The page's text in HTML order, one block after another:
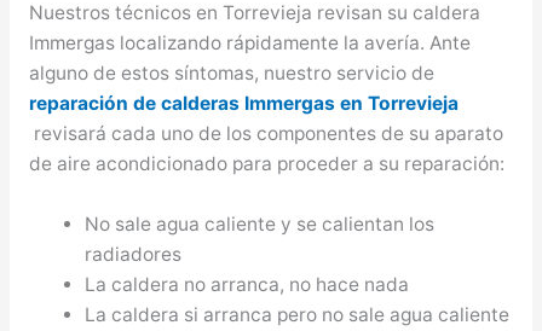
Nuestros técnicos en Torrevieja revisan su caldera
Immergas localizando rápidamente la avería. Ante
alguno de estos síntomas, nuestro servicio de
reparación de calderas Immergas en Torrevieja
revisará cada uno de los componentes de su aparato
de aire acondicionado para proceder a su reparación:
No sale agua caliente y se calientan los
radiadores
La caldera no arranca, no hace nada
La caldera si arranca pero no sale agua caliente